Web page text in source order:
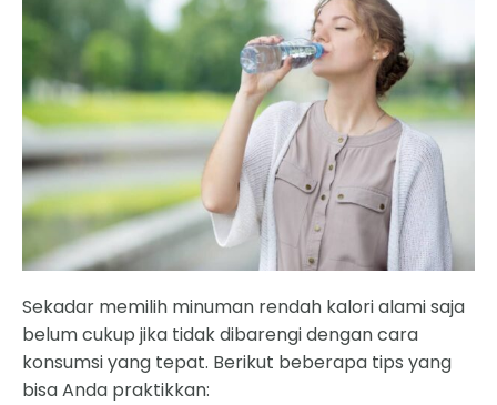
Sekadar memilih minuman rendah kalori alami saja
belum cukup jika tidak dibarengi dengan cara
konsumsi yang tepat. Berikut beberapa tips yang
bisa Anda praktikkan: